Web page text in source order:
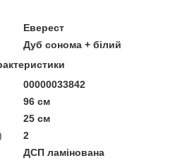
Еверест
Дуб сонома + білий
00000033842
96 см
25 см
2
ДСП ламінована